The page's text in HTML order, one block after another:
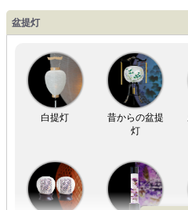
盆提灯
白提灯
昔からの盆提
灯